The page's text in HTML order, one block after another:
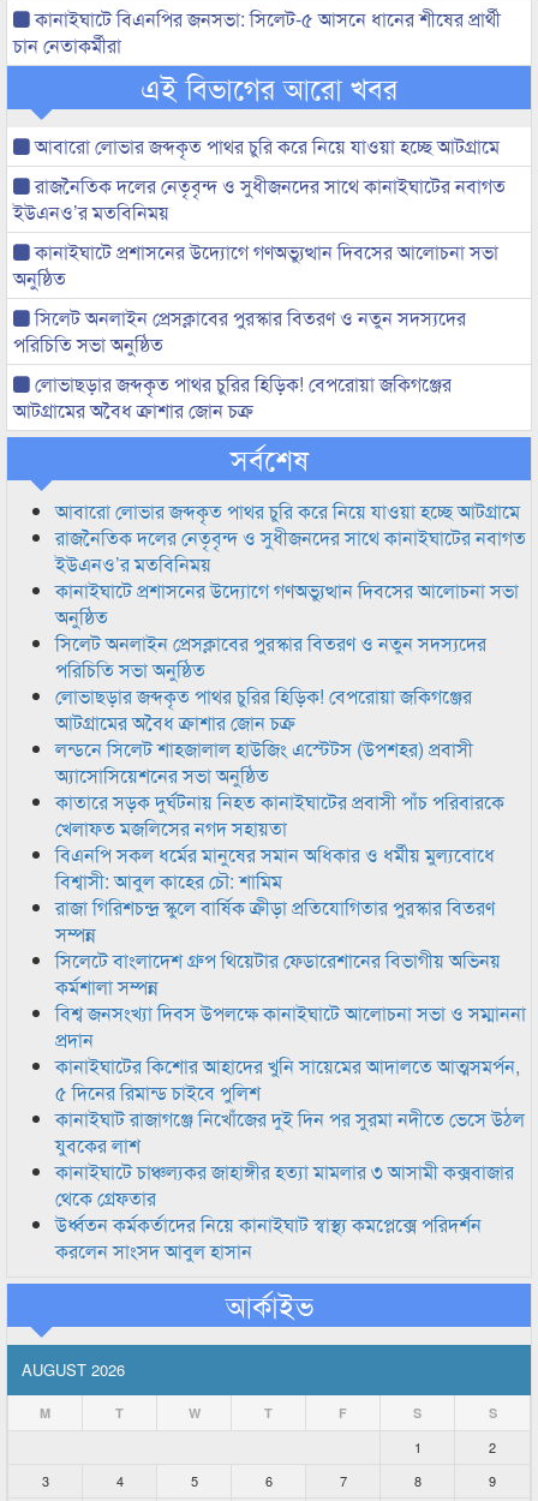
কানাইঘাটে বিএনপির জনসভা: সিলেট-৫ আসনে ধানের শীষের প্রার্থী
চান নেতাকর্মীরা
এই বিভাগের আরো খবর
আবারো লোভার জব্দকৃত পাথর চুরি করে নিয়ে যাওয়া হচ্ছে আটগ্রামে
রাজনৈতিক দলের নেতৃবৃন্দ ও সুধীজনদের সাথে কানাইঘাটের নবাগত
ইউএনও’র মতবিনিময়
কানাইঘাটে প্রশাসনের উদ্যোগে গণঅভ্যুত্থান দিবসের আলোচনা সভা
অনুষ্ঠিত
সিলেট অনলাইন প্রেসক্লাবের পুরস্কার বিতরণ ও নতুন সদস্যদের
পরিচিতি সভা অনুষ্ঠিত
লোভাছড়ার জব্দকৃত পাথর চুরির হিড়িক! বেপরোয়া জকিগঞ্জের
আটগ্রামের অবৈধ ক্রাশার জোন চক্র
সর্বশেষ
আবারো লোভার জব্দকৃত পাথর চুরি করে নিয়ে যাওয়া হচ্ছে আটগ্রামে
রাজনৈতিক দলের নেতৃবৃন্দ ও সুধীজনদের সাথে কানাইঘাটের নবাগত
ইউএনও’র মতবিনিময়
কানাইঘাটে প্রশাসনের উদ্যোগে গণঅভ্যুত্থান দিবসের আলোচনা সভা
অনুষ্ঠিত
সিলেট অনলাইন প্রেসক্লাবের পুরস্কার বিতরণ ও নতুন সদস্যদের
পরিচিতি সভা অনুষ্ঠিত
লোভাছড়ার জব্দকৃত পাথর চুরির হিড়িক! বেপরোয়া জকিগঞ্জের
আটগ্রামের অবৈধ ক্রাশার জোন চক্র
লন্ডনে সিলেট শাহজালাল হাউজিং এস্টেটস (উপশহর) প্রবাসী
অ্যাসোসিয়েশনের সভা অনুষ্ঠিত
কাতারে সড়ক দুর্ঘটনায় নিহত কানাইঘাটের প্রবাসী পাঁচ পরিবারকে
খেলাফত মজলিসের নগদ সহায়তা
বিএনপি সকল ধর্মের মানুষের সমান অধিকার ও ধর্মীয় মুল্যবোধে
বিশ্বাসী: আবুল কাহের চৌ: শামিম
রাজা গিরিশচন্দ্র স্কুলে বার্ষিক ক্রীড়া প্রতিযোগিতার পুরস্কার বিতরণ
সম্পন্ন
সিলেটে বাংলাদেশ গ্রুপ থিয়েটার ফেডারেশানের বিভাগীয় অভিনয়
কর্মশালা সম্পন্ন
বিশ্ব জনসংখ্যা দিবস উপলক্ষে কানাইঘাটে আলোচনা সভা ও সম্মাননা
প্রদান
কানাইঘাটের কিশোর আহাদের খুনি সায়েমের আদালতে আত্মসমর্পন,
৫ দিনের রিমান্ড চাইবে পুলিশ
কানাইঘাট রাজাগঞ্জে নিখোঁজের দুই দিন পর সুরমা নদীতে ভেসে উঠল
যুবকের লাশ
কানাইঘাটে চাঞ্চল্যকর জাহাঙ্গীর হত্যা মামলার ৩ আসামী কক্সবাজার
থেকে গ্রেফতার
উর্ধ্বতন কর্মকর্তাদের নিয়ে কানাইঘাট স্বাস্থ্য কমপ্লেক্সে পরিদর্শন
করলেন সাংসদ আবুল হাসান
আর্কাইভ
AUGUST 2026
M T W T F S S
1
2
3
4 5 6 7 8 9